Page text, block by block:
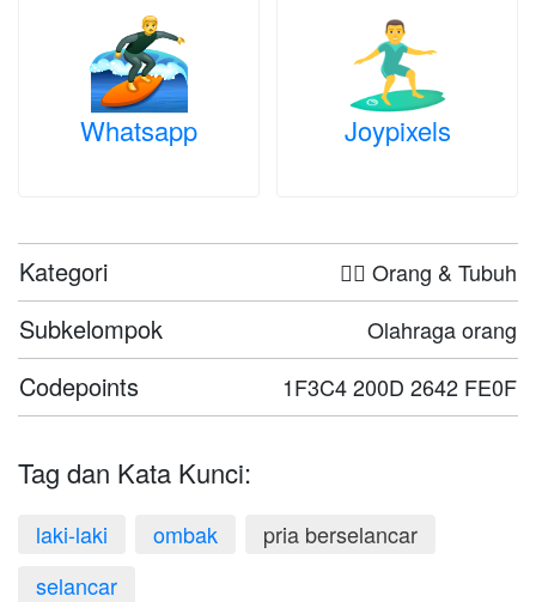
Whatsapp Joypixels
Kategori 🤦‍♀️ Orang & Tubuh
Subkelompok Olahraga orang
Codepoints 1F3C4 200D 2642 FE0F
Tag dan Kata Kunci:
laki-laki ombak
pria berselancar
selancar